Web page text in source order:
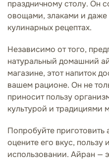
праздничному столу. Он
овощами, злаками и даже
кулинарных рецептах.
Независимо от того,
натуральный домашний
магазине, этот напиток
вашем рационе. Он не
приносит пользу
культурой и традициями
Попробуйте приготовить
оцените его вкус, пользу
использовании. Айран —